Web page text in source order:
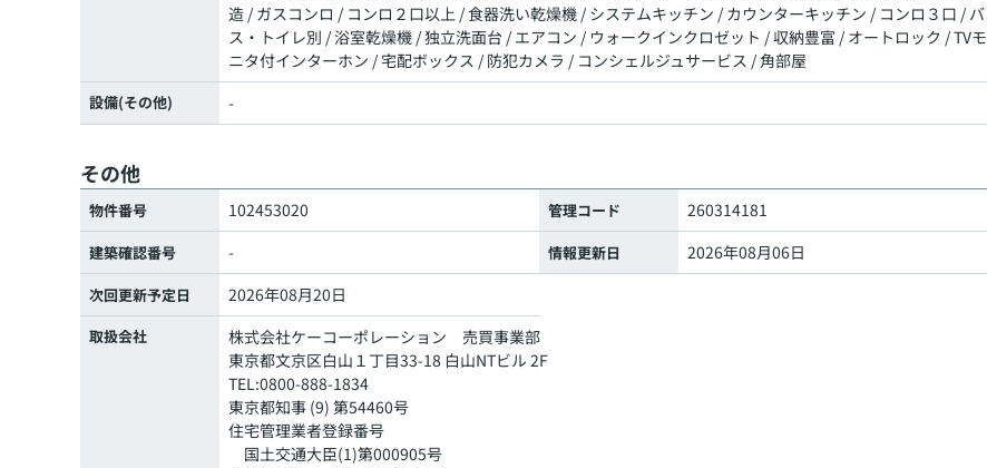
造 / ガスコンロ / コンロ２口以上 / 食器洗い乾燥機 / システムキッチン / カウンターキッチン / コンロ３口 / バ
ス・トイレ別 / 浴室乾燥機 / 独立洗面台 / エアコン / ウォークインクロゼット / 収納豊富 / オートロック / TVモ
ニタ付インターホン / 宅配ボックス / 防犯カメラ / コンシェルジュサービス / 角部屋
設備(その他) -
その他
物件番号 102453020 管理コード 260314181
建築確認番号 - 情報更新日 2026年08月06日
次回更新予定日 2026年08月20日
取扱会社
株式会社ケーコーポレーション 売買事業部
東京都文京区白山１丁目33-18 白山NTビル 2F
TEL:0800-888-1834
東京都知事 (9) 第54460号
住宅管理業者登録番号
国土交通大臣(1)第000905号